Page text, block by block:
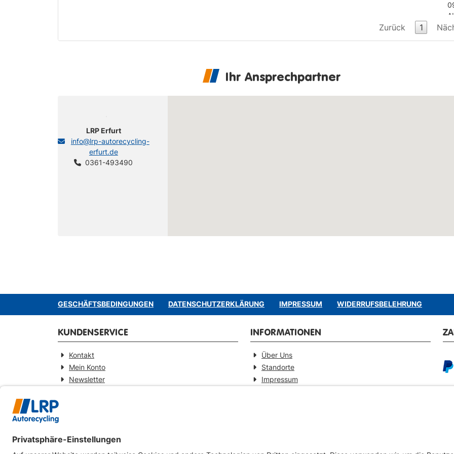
Zurück 1
Ihr Ansprechpartner
LRP Erfurt
info@lrp-autorecycling-
erfurt.de
0361-493490
GESCHÄFTSBEDINGUNGEN DATENSCHUTZERKLÄRUNG IMPRESSUM WIDERRUFSBELEHRUNG
KUNDENSERVICE
Kontakt
Mein Konto
Newsletter
INFORMATIONEN
Über Uns
Standorte
Impressum